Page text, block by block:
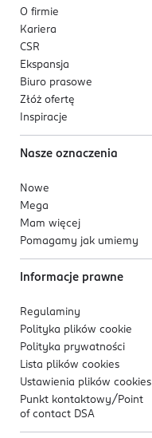
O firmie
Kariera
CSR
Ekspansja
Biuro prasowe
Złóż ofertę
Inspiracje
Nasze oznaczenia
Nowe
Mega
Mam więcej
Pomagamy jak umiemy
Informacje prawne
Regulaminy
Polityka plików cookie
Polityka prywatności
Lista plików cookies
Ustawienia plików cookies
Punkt kontaktowy/ Point
of contact DSA